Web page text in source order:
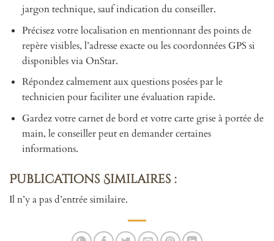
jargon technique, sauf indication du conseiller.
Précisez votre localisation en mentionnant des points de
repère visibles, l’adresse exacte ou les coordonnées GPS si
disponibles via OnStar.
Répondez calmement aux questions posées par le
technicien pour faciliter une évaluation rapide.
Gardez votre carnet de bord et votre carte grise à portée de
main, le conseiller peut en demander certaines
informations.
Publications Similaires :
Il n’y a pas d’entrée similaire.